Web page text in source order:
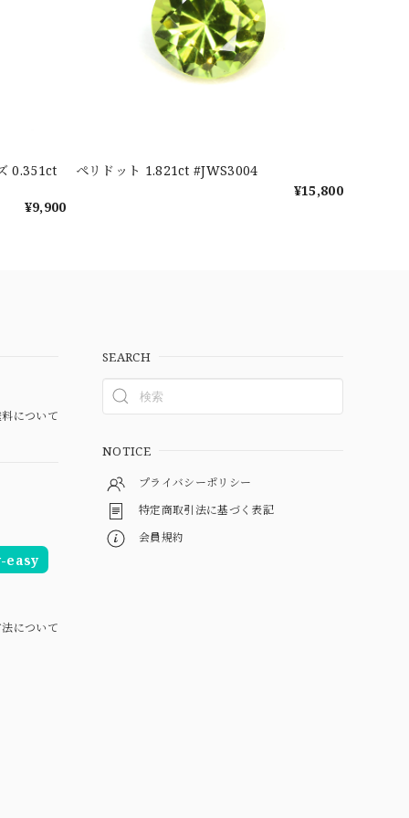
0.351ct
¥9,900
ペリドット 1.821ct #JWS3004
¥15,800
について
easy
について
SEARCH
NOTICE
プライバシーポリシー
特定商取引法に基づく表記
会員規約